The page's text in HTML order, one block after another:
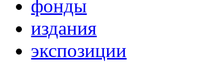
фонды
издания
экспозиции